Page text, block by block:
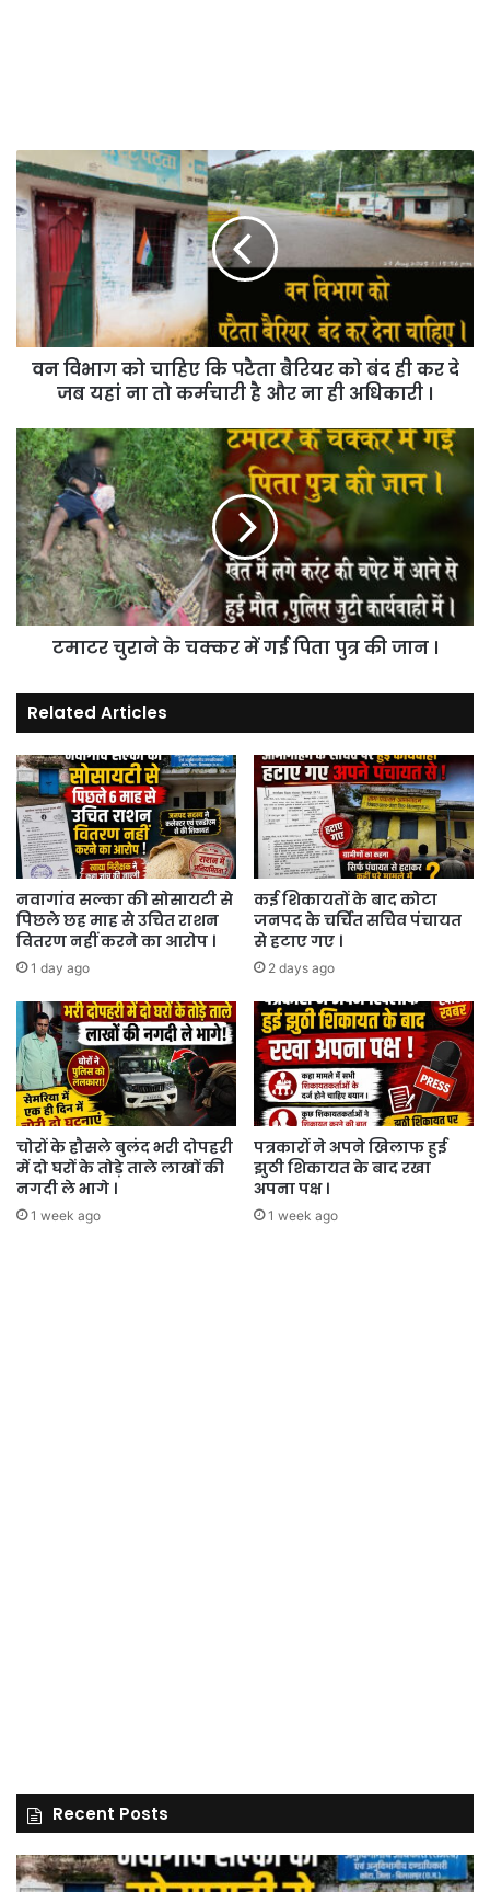
वन
विभाग
को
चाहिए
पटैता
बैरियर
को
बंद
जब
यहां
ना
तो
कर्मचारी
है
और
ना
ही
अधिकारी
वन विभाग को चाहिए कि पटैता बैरियर को बंद ही कर दे
जब यहां ना तो कर्मचारी है और ना ही अधिकारी ।
टमाटर
चुराने
के
चक्कर
में
गई
पिता
पुत्र
की
टमाटर चुराने के चक्कर में गई पिता पुत्र की जान ।
Related Articles
नवागांव सल्का की सोसायटी से
पिछले छह माह से उचित राशन
वितरण नहीं करने का आरोप ।
1 day ago
कई शिकायतों के बाद कोटा
जनपद के चर्चित सचिव पंचायत
से हटाए गए ।
2 days ago
चोरों के हौसले बुलंद भरी दोपहरी
में दो घरों के तोड़े ताले लाखों की
नगदी ले भागे ।
1 week ago
पत्रकारों ने अपने खिलाफ हुई
झुठी शिकायत के बाद रखा
अपना पक्ष ।
1 week ago
Recent Posts